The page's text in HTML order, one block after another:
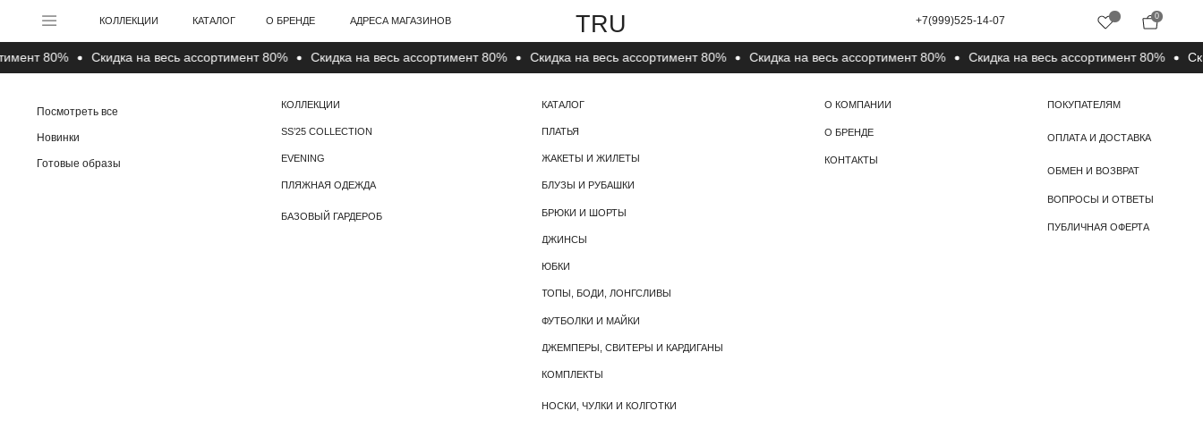
КОЛЛЕКЦИИ КАТАЛОГ О БРЕНДЕ АДРЕСА МАГАЗИНОВ
80% Cкидка на весь ассортимент 80% Cкидка на весь ассортимент 80% Cкидка на весь ассортимент 80% Cкидка на весь ассортимент 80% Cкидка на весь ассортимент 80%
БРЮКИ И ШОРТЫ
ТОПЫ, БОДИ, ЛОНГСЛИВЫ